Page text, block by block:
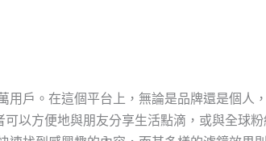
用戶。在這個平台上，無論是品牌還是個人
以方便地與朋友分享生活點滴，或與全球粉